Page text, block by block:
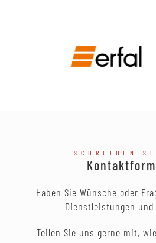
SCHREIBEN
Haben Sie Wünsche oder
Dienstleistungen und
Teilen Sie uns gerne mit,